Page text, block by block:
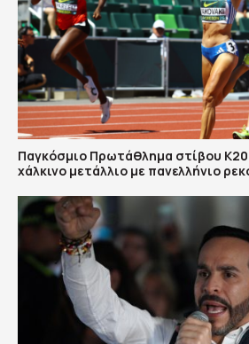
Παγκόσμιο Πρωτάθλημα στίβου
χάλκινο μετάλλιο με πανελλήνιο